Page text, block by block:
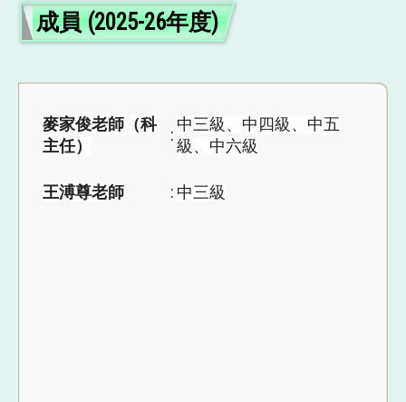
成員 (2025-26年度)
麥家俊老師（科
主任）
:
中三級、中四級、中五
級、中六級
王溥尊老師 : 中三級